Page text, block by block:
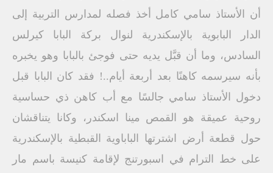
أن الأستاذ سامي كامل أخذ فصله لمدارس التربية إلى
الدار البابوية بالإسكندرية لنوال بركة البابا كيرلس
السادس، وما أن قبَّل يديه حتى فوجئ بالبابا وهو يخبره
بأنه سيرسمه كاهنًا بعد أربعة أيام..! فقد كان البابا قبل
دخول الأستاذ سامي جالسًا مع أب كاهن ذي حساسية
روحية عميقة هو القمص مينا اسكندر، وكانا يتناقشان
حول قطعة أرض اشترتها الباباوية القبطية بالإسكندرية
على خط الترام في اسبورتنج لإقامة كنيسة باسم مار